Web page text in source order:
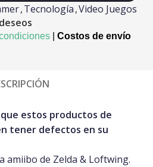
,Tecnología,Video Juegos
| Costos de envío
estos productos de
tener defectos en su
amiibo de Zelda & Loftwing.